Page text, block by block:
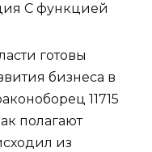
С функцией
готовы
бизнеса в
11715
полагают
из